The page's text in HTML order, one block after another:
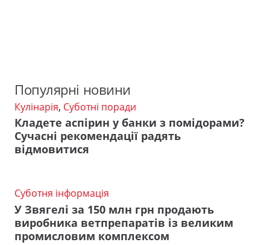
Популярні новини
Кулінарія, Суботні поради
Кладете аспірин у банки з помідорами?
Сучасні рекомендації радять
відмовитися
Суботня інформація
У Звягелі за 150 млн грн продають
виробника ветпрепаратів із великим
промисловим комплексом